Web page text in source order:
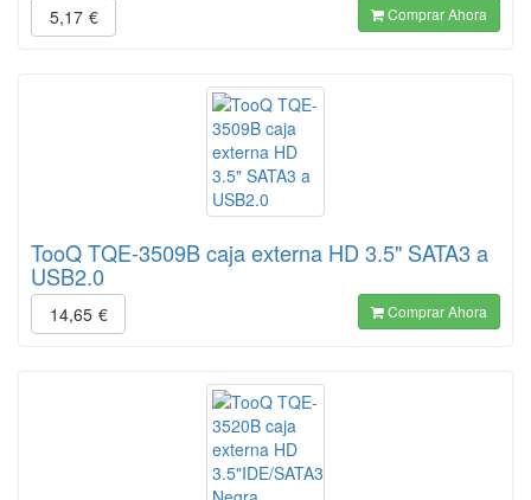
5,17 € Comprar Ahora
TooQ TQE-3509B caja externa HD 3.5" SATA3 a
USB2.0
14,65 € Comprar Ahora